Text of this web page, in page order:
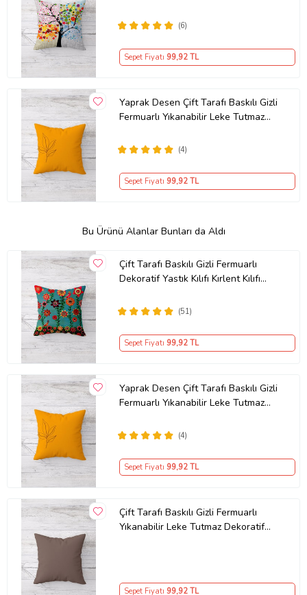
(6)
Sepet Fiyatı 99,92 TL
Yaprak Desen Çift Tarafı Baskılı Gizli
Fermuarlı Yıkanabilir Leke Tutmaz
(4)
Sepet Fiyatı 99,92 TL
Bu Ürünü Alanlar Bunları da Aldı
Çift Tarafı Baskılı Gizli Fermuarlı
Dekoratif Yastık Kılıfı Kırlent Kılıfı
(51)
Sepet Fiyatı 99,92 TL
Yaprak Desen Çift Tarafı Baskılı Gizli
Fermuarlı Yıkanabilir Leke Tutmaz
(4)
Sepet Fiyatı 99,92 TL
Çift Tarafı Baskılı Gizli Fermuarlı
Yıkanabilir Leke Tutmaz Dekoratif
Sepet Fiyatı 99,92 TL